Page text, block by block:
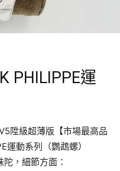
PHILIPPE運
陞級超薄版【市場最高品
運動系列（鸚鵡螺）
，細節方面：